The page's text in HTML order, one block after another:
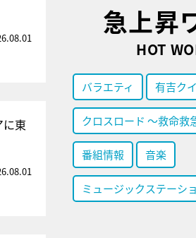
東
急上昇
HOT
バラエティ 有吉ク
クロスロード ～救命救
番組情報 音楽
ミュージックステーシ